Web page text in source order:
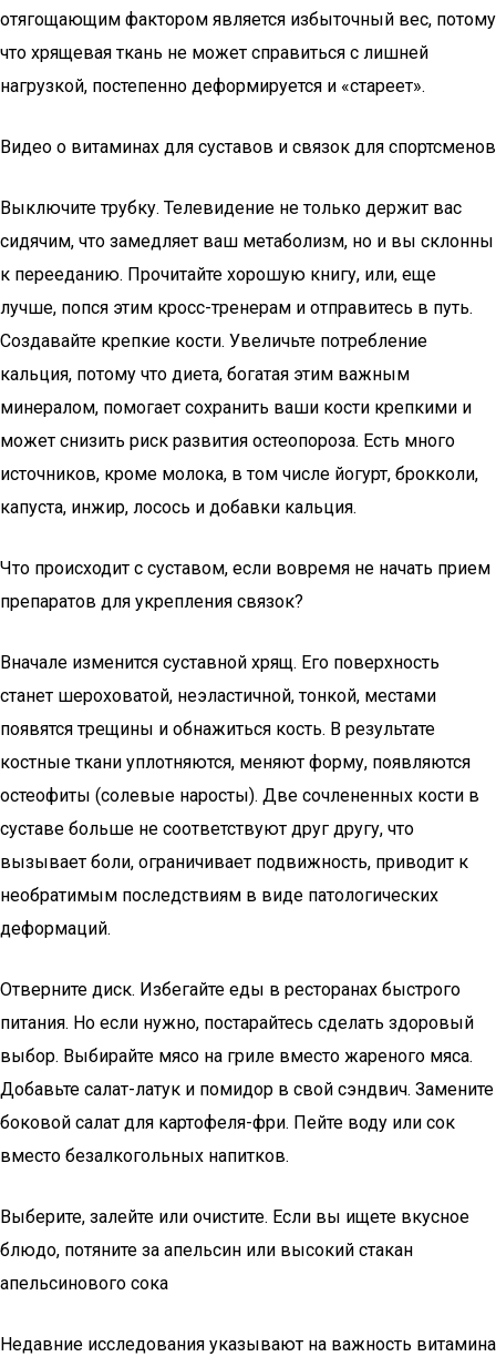
отягощающим фактором является избыточный вес, потому
что хрящевая ткань не может справиться с лишней
нагрузкой, постепенно деформируется и «стареет».
Видео о витаминах для суставов и связок для спортсменов
Выключите трубку. Телевидение не только держит вас
сидячим, что замедляет ваш метаболизм, но и вы склонны
к перееданию. Прочитайте хорошую книгу, или, еще
лучше, попся этим кросс-тренерам и отправитесь в путь.
Создавайте крепкие кости. Увеличьте потребление
кальция, потому что диета, богатая этим важным
минералом, помогает сохранить ваши кости крепкими и
может снизить риск развития остеопороза. Есть много
источников, кроме молока, в том числе йогурт, брокколи,
капуста, инжир, лосось и добавки кальция.
Что происходит с суставом, если вовремя не начать прием
препаратов для укрепления связок?
Вначале изменится суставной хрящ. Его поверхность
станет шероховатой, неэластичной, тонкой, местами
появятся трещины и обнажиться кость. В результате
костные ткани уплотняются, меняют форму, появляются
остеофиты (солевые наросты). Две сочлененных кости в
суставе больше не соответствуют друг другу, что
вызывает боли, ограничивает подвижность, приводит к
необратимым последствиям в виде патологических
деформаций.
Отверните диск. Избегайте еды в ресторанах быстрого
питания. Но если нужно, постарайтесь сделать здоровый
выбор. Выбирайте мясо на гриле вместо жареного мяса.
Добавьте салат-латук и помидор в свой сэндвич. Замените
боковой салат для картофеля-фри. Пейте воду или сок
вместо безалкогольных напитков.
Выберите, залейте или очистите. Если вы ищете вкусное
блюдо, потяните за апельсин или высокий стакан
апельсинового сока
Недавние исследования указывают на важность витамина